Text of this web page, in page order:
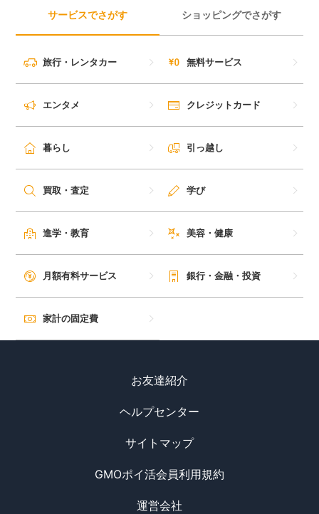
サービスでさがす ショッピングでさがす
旅行・レンタカー 無料サービス
エンタメ クレジットカード
暮らし 引っ越し
買取・査定 学び
進学・教育 美容・健康
月額有料サービス 銀行・金融・投資
家計の固定費
お友達紹介
ヘルプセンター
サイトマップ
GMOポイ活会員利用規約
運営会社